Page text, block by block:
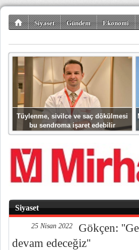
Siyaset Gündem Ekonomi
Tüylenme, sivilce ve saç dökülmesi
bu sendroma işaret edebilir
Siyaset
25 Nisan 2022
Gökçen:
devam edeceğiz''